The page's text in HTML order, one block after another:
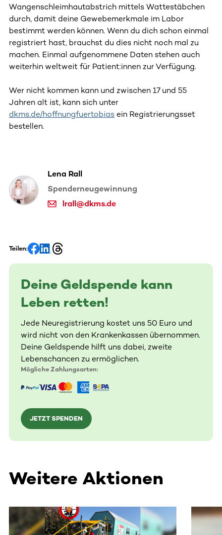
Wangenschleimhautabstrich mittels Wattestäbchen
durch, damit deine Gewebemerkmale im Labor
bestimmt werden können. Wenn du dich schon einmal
registriert hast, brauchst du dies nicht noch mal zu
machen. Einmal aufgenommene Daten stehen auch
weiterhin weltweit für Patient:innen zur Verfügung.
Wer nicht kommen kann und zwischen 17 und 55
Jahren alt ist, kann sich unter
dkms.de/hoffnungfuertobias ein Registrierungsset
bestellen.
Lena Rall
Spenderneugewinnung
lrall@dkms.de
Teilen:
Deine Geldspende kann
Leben retten!
Jede Neuregistrierung kostet uns 50 Euro und
wird nicht von den Krankenkassen übernommen.
Deine Geldspende hilft uns dabei, zweite
Lebenschancen zu ermöglichen.
Mögliche Zahlungsarten:
JETZT SPENDEN
Weitere Aktionen
Dieser Bereich enthält horizontal scrollbare Inhalte.